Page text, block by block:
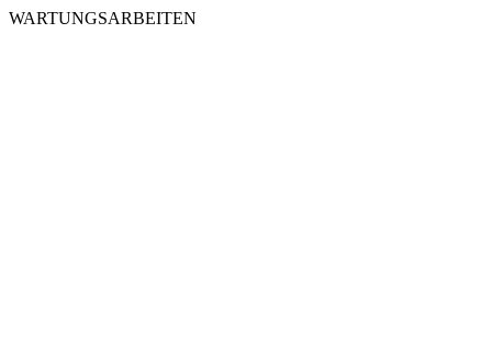
WARTUNGSARBEITEN